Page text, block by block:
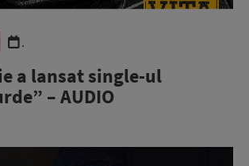
.
a lansat single-ul
– AUDIO